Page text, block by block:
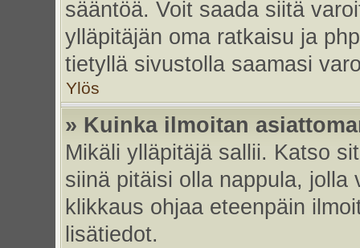
sääntöä. Voit saada siitä
ylläpitäjän oma ratkaisu ja
tietyllä sivustolla saamasi
Ylös
» Kuinka ilmoitan
Mikäli ylläpitäjä sallii. Katso
siinä pitäisi olla nappula, jolla
klikkaus ohjaa eteenpäin
lisätiedot.